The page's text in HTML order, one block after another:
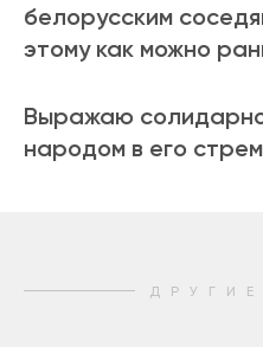
белорусским
этому как можно
Выражаю
народом в его
ДРУГИЕ